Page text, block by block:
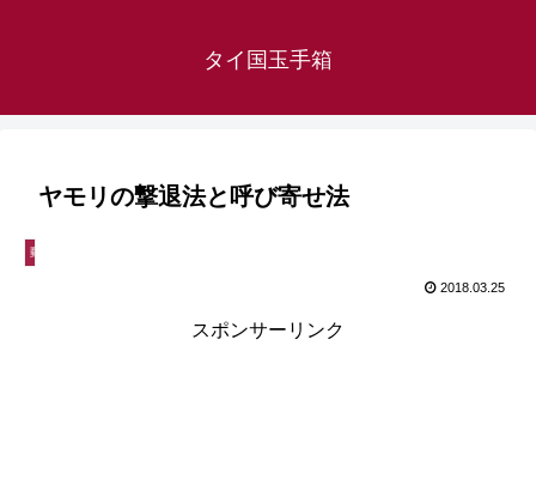
タイ国玉手箱
ヤモリの撃退法と呼び寄せ法
動植物
2018.03.25
スポンサーリンク